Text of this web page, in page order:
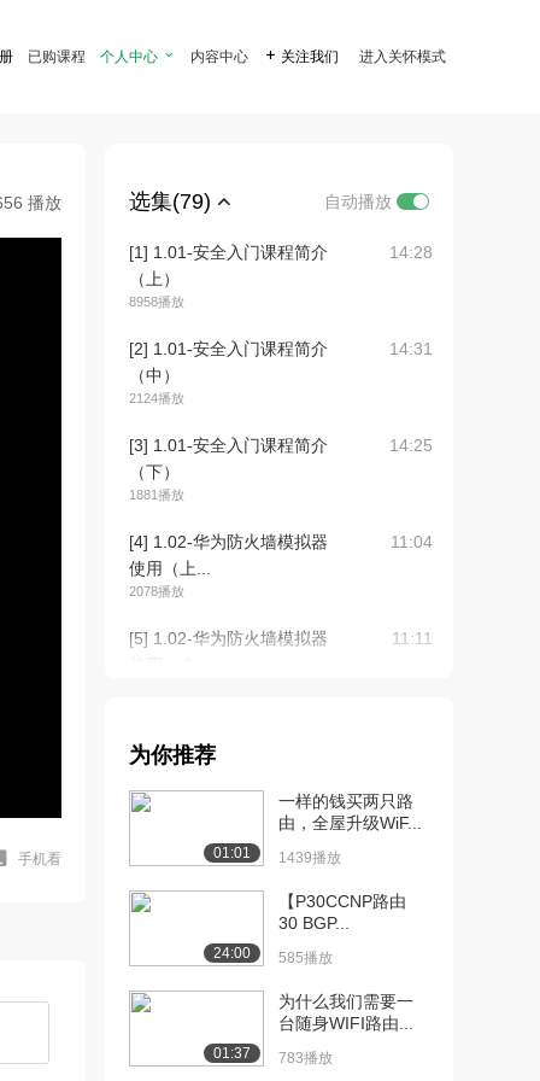
已购课程 个人中心  内容中心  关注我们 进入关怀模式
播放
手机看
选集(79) 自动播放
[1] 1.01-安全入门课程简介
（上）
8958播放
14:28
[2] 1.01-安全入门课程简介
（中）
2124播放
14:31
[3] 1.01-安全入门课程简介
（下）
1881播放
14:25
[4] 1.02-华为防火墙模拟器
使用（上...
2078播放
11:04
[5] 1.02-华为防火墙模拟器
11:11
使用（下...
[7] 1.03-模拟器无法启动修
08:48
[8] 1.03-模拟器无法启动修
[9] 1.04-华为防火墙基础命
令简介（...
13:55
为你推荐
01:01
一样的钱买两只路
由，全屋升级WiF...
1439播放
24:00
【P30CCNP路由
30 BGP...
585播放
01:37
为什么我们需要一
台随身WIFI路由...
783播放